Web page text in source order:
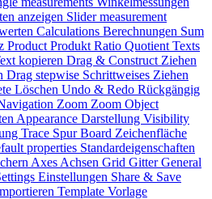
anzeigen Slider measurement
Calculations Berechnungen Sum
Product Produkt Ratio Quotient Texts
kopieren Drag & Construct Ziehen
Drag stepwise Schrittweises Ziehen
Löschen Undo & Redo Rückgängig
Zoom Zoom Object
Appearance Darstellung Visibility
Trace SpurBoard Zeichenfläche
properties Standardeigenschaften
Axes Achsen Grid GitterGeneral
Einstellungen Share & Save
Template Vorlage